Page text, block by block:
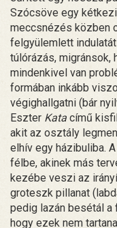
Szócsöve egy
meccsnézés közben
felgyülemlett
túlórázás, migránsok,
mindenkivel van
formában inkább
végighallgatni (bár
Eszter Kata című
akit az osztály
elhív egy házibuliba.
félbe, akinek más
kezébe veszi az
groteszk pillanat
pedig lazán besétál a
hogy ezek nem